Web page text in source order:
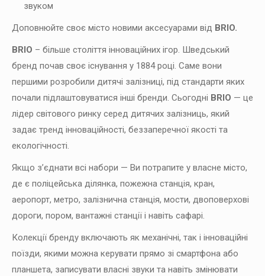
звуком
Доповнюйте своє місто новими аксесуарами від BRIO.
BRIO – більше століття інноваційних ігор. Шведський
бренд почав своє існування у 1884 році. Саме вони
першими розробили дитячі залізниці, під стандарти яких
почали підлаштовуватися інші бренди. Сьогодні BRIO — це
лідер світового ринку серед дитячих залізниць, який
задає тренд інноваційності, беззаперечної якості та
екологічності.
Якщо з’єднати всі набори — Ви потрапите у власне місто,
де є поліцейська ділянка, пожежна станція, кран,
аеропорт, метро, ​​залізнична станція, мости, двоповерхові
дороги, пором, вантажні станції і навіть сафарі.
Колекції бренду включають як механічні, так і інноваційні
поїзди, якими можна керувати прямо зі смартфона або
планшета, записувати власні звуки та навіть змінювати